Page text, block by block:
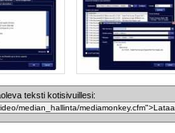
teksti kotisivuillesi: